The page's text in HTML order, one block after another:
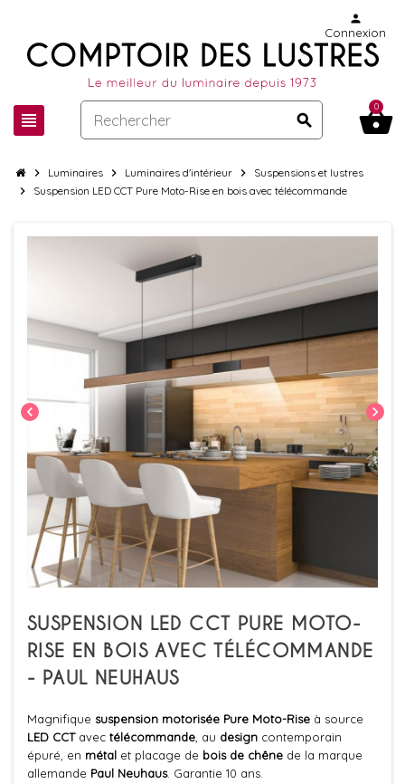
view_headline search
person
Connexion
shopping_basket
0
chevron_right Luminaires chevron_right Luminaires d'intérieur chevron_right Suspensions et lustres
chevron_right Suspension LED CCT Pure Moto-Rise en bois avec télécommande
chevron_left chevron_right
SUSPENSION LED CCT PURE MOTO-
RISE EN BOIS AVEC TÉLÉCOMMANDE
- PAUL NEUHAUS
Magnifique suspension motorisée Pure Moto-Rise à source
LED CCTavec télécommande , au design contemporain
épuré, en métal et placage de bois de chêne de la marque
allemande Paul Neuhaus. Garantie 10 ans.